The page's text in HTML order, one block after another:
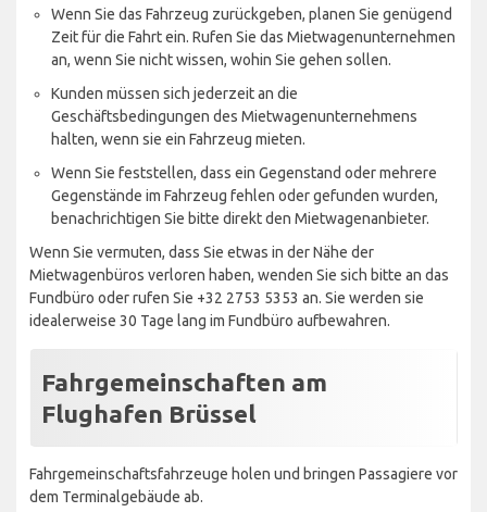
Wenn Sie das Fahrzeug zurückgeben, planen Sie genügend
Zeit für die Fahrt ein. Rufen Sie das Mietwagenunternehmen
an, wenn Sie nicht wissen, wohin Sie gehen sollen.
Kunden müssen sich jederzeit an die
Geschäftsbedingungen des Mietwagenunternehmens
halten, wenn sie ein Fahrzeug mieten.
Wenn Sie feststellen, dass ein Gegenstand oder mehrere
Gegenstände im Fahrzeug fehlen oder gefunden wurden,
benachrichtigen Sie bitte direkt den Mietwagenanbieter.
Wenn Sie vermuten, dass Sie etwas in der Nähe der
Mietwagenbüros verloren haben, wenden Sie sich bitte an das
Fundbüro oder rufen Sie +32 2753 5353 an. Sie werden sie
idealerweise 30 Tage lang im Fundbüro aufbewahren.
Fahrgemeinschaften am
Flughafen Brüssel
Fahrgemeinschaftsfahrzeuge holen und bringen Passagiere vor
dem Terminalgebäude ab.